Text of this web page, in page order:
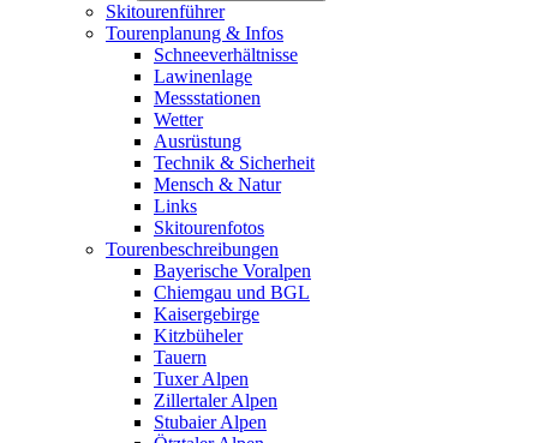
Skitourenführer
Tourenplanung & Infos
Schneeverhältnisse
Lawinenlage
Messstationen
Wetter
Ausrüstung
Technik & Sicherheit
Mensch & Natur
Links
Skitourenfotos
Tourenbeschreibungen
Bayerische Voralpen
Chiemgau und BGL
Kaisergebirge
Kitzbüheler
Tauern
Tuxer Alpen
Zillertaler Alpen
Stubaier Alpen